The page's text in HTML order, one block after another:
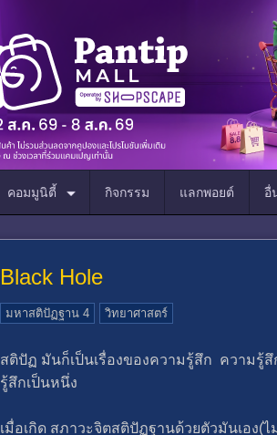
คอมมูนิตี้ กิจกรรม แลกพอยต์ อื่
Black Hole
มหาสติปัฏฐาน 4 วิทยาศาสตร์
สติปัฏ มันก็เป็นเรื่องของความรู้สึก ความรู้
รู้สึกเป็นหนึ่ง
เมื่อเกิด สภาวะจิตสติปัฏฐานด้วยตัวมันเอง(